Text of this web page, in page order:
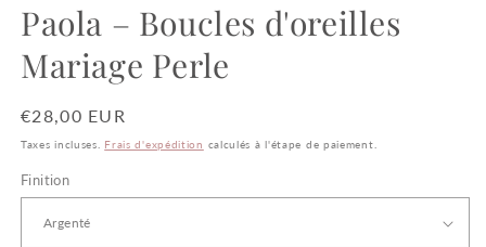
une
fenêtre
modale
Paola – Boucles d'oreilles
Mariage Perle
Prix
habituel
€28,00 EUR
Taxes incluses. Frais d'expédition calculés à l'étape de paiement.
Finition